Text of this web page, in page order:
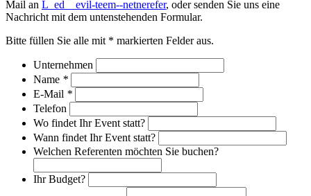
Mail an L_ed__evil-teem--netnerefer, oder senden Sie uns eine
Nachricht mit dem untenstehenden Formular.
Bitte füllen Sie alle mit * markierten Felder aus.
Unternehmen
Name *
E-Mail *
Telefon
Wo findet Ihr Event statt?
Wann findet Ihr Event statt?
Welchen Referenten möchten Sie buchen?
Ihr Budget?